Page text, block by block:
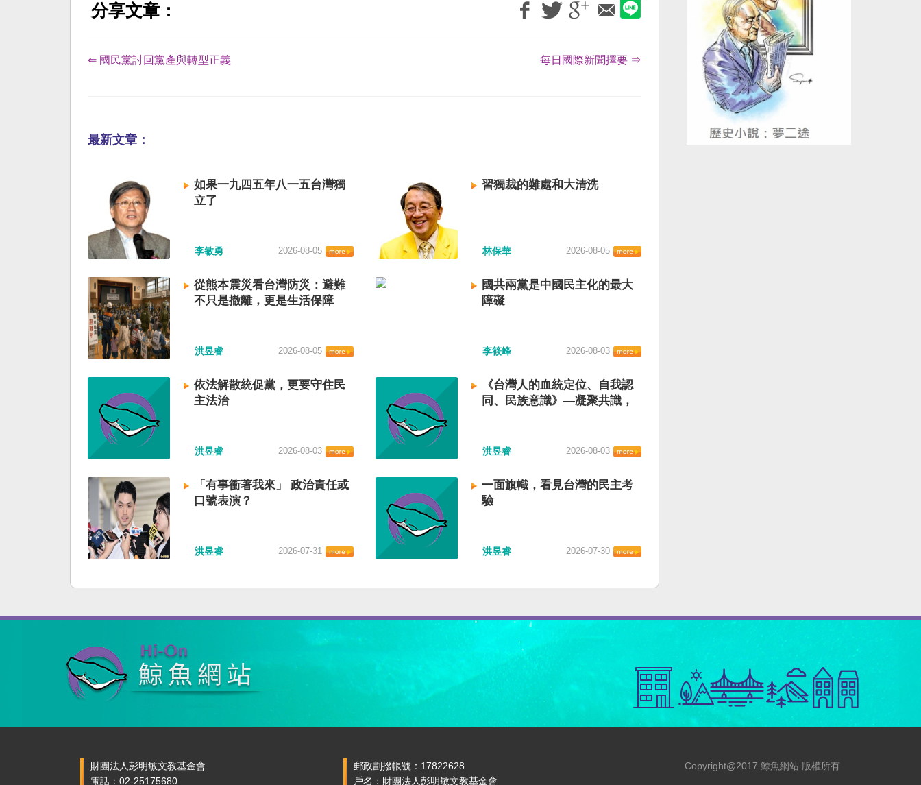
分享文章：
⇐ 國民黨討回黨產與轉型正義 每日國際新聞擇要 ⇒
最新文章：
如果一九四五年八一五台灣獨
立了
李敏勇 2026-08-05
習獨裁的難處和大清洗
林保華 2026-08-05
從熊本震災看台灣防災：避難
不只是撤離，更是生活保障
洪昱睿 2026-08-05
國共兩黨是中國民主化的最大
障礙
李筱峰 2026-08-03
依法解散統促黨，更要守住民
主法治
洪昱睿 2026-08-03
《台灣人的血統定位、自我認
同、民族意識》—凝聚共識，
洪昱睿 2026-08-03
「有事衝著我來」 政治責任或
口號表演？
洪昱睿 2026-07-31
一面旗幟，看見台灣的民主考
驗
洪昱睿 2026-07-30
財團法人彭明敏文教基金會
電話：02-25175680
郵政劃撥帳號：17822628
戶名：財團法人彭明敏文教基金會
Copyright@2017 鯨魚網站 版權所有